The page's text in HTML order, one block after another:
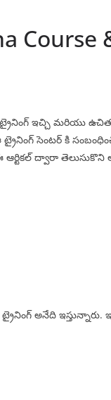
Course
ఇచ్చి మరియు ఉచిత
ట్రైనింగ్ సెంటర్ కి
ద్వారా తెలుసుకొని
అనేది ఇస్తున్నారు.